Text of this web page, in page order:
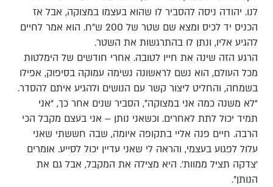
לנו. יהודה ניסה להסביר לו שהוא בעצמו במצוקה, אבל אז
הכניס יד לכיס ומצא שם שטר של 200 ש”ח. הוא אמר לחיים
להגיע אליו, ונתן לו בהתרגשות את השטר.
הרגע הזה שינה את חייו לטובה. אחרי חודשים של הימלטות
מכל העולם, הוא נשם לראשונה נשימה עמוקה בסיפוק, אפילו
בשמחה, והחליט ליצור קשר עם הנושים ולהגיע איתם להסדר.
“לא משנה כמה אני במצוקה”, הסביר שנים אחר כך, “אני
תמיד יכול לתת לאחרים. וכשאני נותן – אני בעצם מקבל הכי
הרבה. חיים פנה אליי בתקופה איומה, שבה חששתי שאני
עלול לפגוע בעצמי, והראה לי שאני עדיין יכול לסייע. אומרים
‘צדקה תציל ממוות’. היא מצילה את המקבל, אבל גם את
הנותן”.